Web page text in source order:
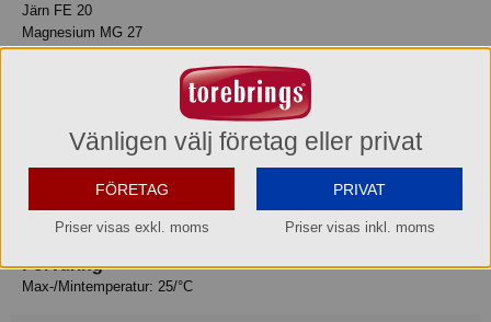
Järn FE 20
Magnesium MG 27
Zink ZN 23
Innehåller: Råg
Produkten innehåller det angivna allergenet.
Förvaring
Max-/Mintemperatur: 25/°C
Vänligen välj företag eller privat
FÖRETAG
Priser visas exkl. moms
PRIVAT
Priser visas inkl. moms